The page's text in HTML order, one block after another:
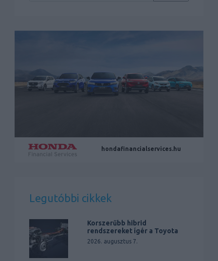
hondafinancialservices.hu
Legutóbbi cikkek
Korszerűbb hibrid
rendszereket ígér a Toyota
2026. augusztus 7.